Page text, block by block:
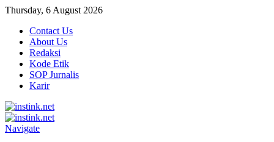
Thursday, 6 August 2026
Contact Us
About Us
Redaksi
Kode Etik
SOP Jurnalis
Karir
Navigate